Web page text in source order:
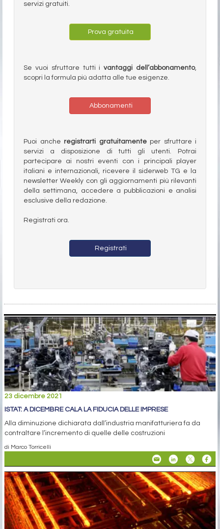
servizi gratuiti.
Prova gratuita
Se vuoi sfruttare tutti ivantaggi dell’abbonamento,
scopri la formula più adatta alle tue esigenze.
Abbonamenti
Puoi anche registrarti gratuitamenteper sfruttare i
servizi a disposizione di tutti gli utenti. Potrai
partecipare ai nostri eventi con i principali player
italiani e internazionali, ricevere il siderweb TG e la
newsletter Weekly con gli aggiornamenti più rilevanti
della settimana, accedere a pubblicazioni e analisi
esclusive della redazione.
Registrati ora.
Registrati
23 dicembre 2021
ISTAT: A DICEMBRE CALA LA FIDUCIA DELLE IMPRESE
Alla diminuzione dichiarata dall’industria manifatturiera fa da
contraltare l’incremento di quelle delle costruzioni
di Marco Torricelli